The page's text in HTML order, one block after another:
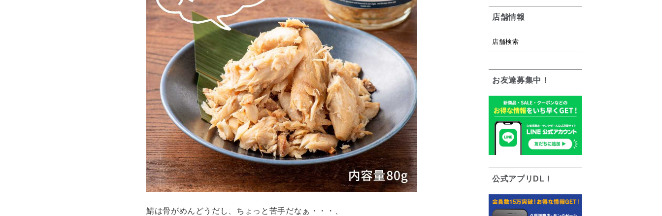
鯖は骨がめんどうだし、ちょっと苦手だなぁ・・・、
店舗情報
店舗検索
お友達募集中！
公式アプリDL！